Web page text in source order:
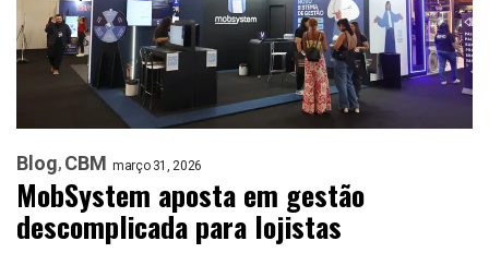
Blog CBM março 31, 2026
MobSystem aposta em gestão
descomplicada para lojistas